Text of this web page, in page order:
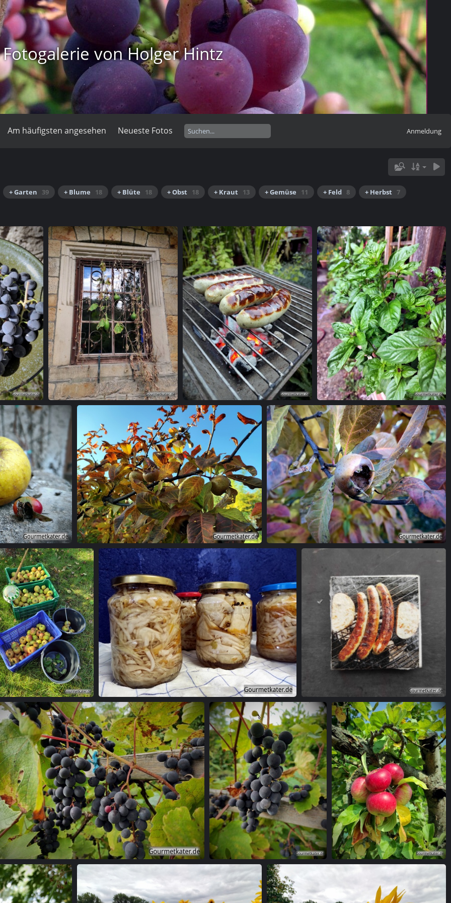
Fotogalerie von Holger Hintz
Am häufigsten angesehen Neueste Fotos Anmeldung
+ Garten 39 + Blume 18 + Blüte 18 + Obst 18 + Kraut 13 + Gemüse 11 + Feld 8 + Herbst 7
Ein Kürbis rankt im Fenster Bratwurst auf Holzkohlegrill Basilikum
Mispel am Baum Mispel
Apfelernte Einmach-Zeit Kühlschrankmagnet Bratwurst 5x5cm
Weintrauben Weintraube Apfel-Traube